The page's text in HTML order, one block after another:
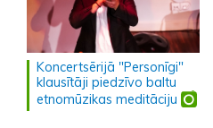
Koncertsērijā "Personīgi"
klausītāji piedzīvo baltu
etnomūzikas meditāciju